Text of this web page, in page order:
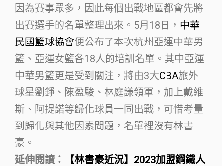
因為賽事眾多，因此每個出戰地區都會先將
出賽選手的名單整理出來。5月18日， 中華
民國籃球協會便公布了本次杭州亞運中華男
籃、亞運女籃各18人的培訓名單。其中亞運
中華男籃更是受到關注，將由3大CBA旅外
球星劉錚、陳盈駿、林庭謙領軍，加上戴維
斯、阿提諾等歸化球員一同出戰，可惜考量
到歸化與其他因素問題，名單裡沒有林書
豪。
延伸閱讀：
【林書豪近況】2023加盟鋼鐵人